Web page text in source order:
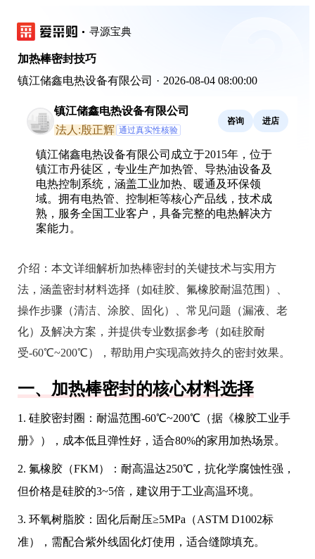
寻源宝典
加热棒密封技巧
镇江储鑫电热设备有限公司 · 2026-08-04 08:00:00
镇江储鑫电热设备有限公司
法人:殷正辉 通过真实性核验
咨询 进店
镇江储鑫电热设备有限公司成立于2015年，位于
镇江市丹徒区，专业生产加热管、导热油设备及
电热控制系统，涵盖工业加热、暖通及环保领
域。拥有电热管、控制柜等核心产品线，技术成
熟，服务全国工业客户，具备完整的电热解决方
案能力。
介绍： 本文详细解析加热棒密封的关键技术与实用方
法，涵盖密封材料选择（如硅胶、氟橡胶耐温范围）、
操作步骤（清洁、涂胶、固化）、常见问题（漏液、老
化）及解决方案，并提供专业数据参考（如硅胶耐
受-60℃~200℃），帮助用户实现高效持久的密封效果。
一、加热棒密封的核心材料选择
1. 硅胶密封圈：耐温范围-60℃~200℃（据《橡胶工业手
册》），成本低且弹性好，适合80%的家用加热场景。
2. 氟橡胶（FKM）：耐高温达250℃，抗化学腐蚀性强，
但价格是硅胶的3~5倍，建议用于工业高温环境。
3. 环氧树脂胶：固化后耐压≥5MPa（ASTM D1002标
准），需配合紫外线固化灯使用，适合缝隙填充。